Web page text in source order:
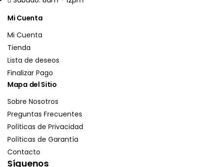
Mi Cuenta
Mi Cuenta
Tienda
Lista de deseos
Finalizar Pago
Mapa del Sitio
Sobre Nosotros
Preguntas Frecuentes
Políticas de Privacidad
Políticas de Garantía
Contacto
Síguenos